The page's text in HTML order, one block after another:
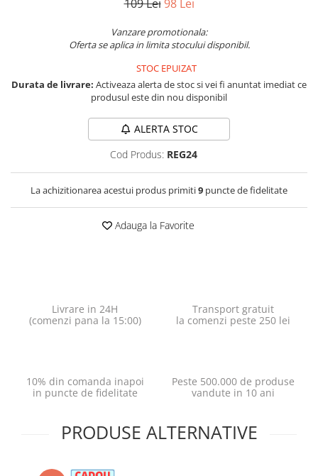
109 Lei 98 Lei
Vanzare promotionala:
Oferta se aplica in limita stocului disponibil.
STOC EPUIZAT
Durata de livrare: Activeaza alerta de stoc si vei fi anuntat imediat ce
produsul este din nou disponibil
ALERTA STOC
Cod Produs: REG24
La achizitionarea acestui produs primiti9 puncte de fidelitate
Adauga la Favorite
Livrare in 24H
(comenzi pana la 15:00)
Transport gratuit
la comenzi peste 250 lei
10% din comanda inapoi
in puncte de fidelitate
Peste 500.000 de produse
vandute in 10 ani
PRODUSE ALTERNATIVE